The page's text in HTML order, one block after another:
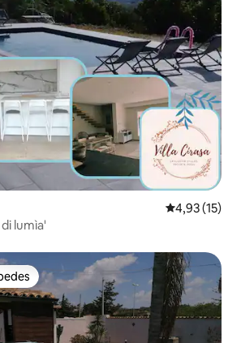
4,93 de uma
4,93 (15)
lumìa'